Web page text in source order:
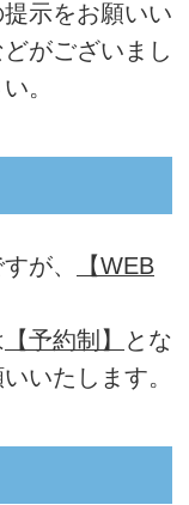
示をお願いい
がございまし
。
が、
【WEB
【予約制】
とな
いたします。